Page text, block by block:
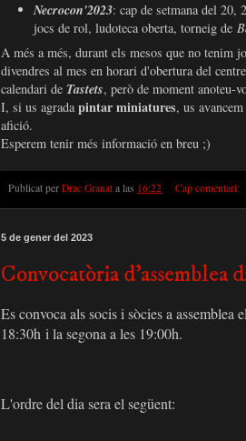
Necrocon'2023: cap de setmana del 20,
jocs de rol, ludoteca oberta, torneig de
A més a més, durant els mesos que no tenim
divendres al mes en horari d'obertura del
calendari de Tastets, però de moment anoteu-
I, si us agrada pintar miniatures, us
afició.
Esperem tenir més informació en breu ;)
Publicat per Drac Granat a las 16:22 Cap comentari:
5 de gener del 2023
Convocatòria d'assemblea
Es convoca als socis i sòcies a assemblea
18:30h i la segona a les 19:00h.
L'ordre del dia sera el següent: